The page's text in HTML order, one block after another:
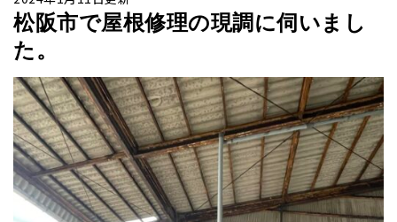
松阪市で屋根修理の現調に伺いまし
た。